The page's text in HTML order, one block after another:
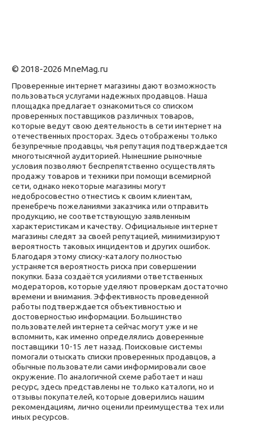
© 2018-2026 MneMag.ru
Проверенные интернет магазины дают возможность
пользоваться услугами надежных продавцов. Наша
площадка предлагает ознакомиться со списком
проверенных поставщиков различных товаров,
которые ведут свою деятельность в сети интернет на
отечественных просторах. Здесь отображены только
безупречные продавцы, чья репутация подтверждается
многотысячной аудиторией. Нынешние рыночные
условия позволяют беспрепятственно осуществлять
продажу товаров и техники при помощи всемирной
сети, однако некоторые магазины могут
недобросовестно отнестись к своим клиентам,
пренебречь пожеланиями заказчика или отправить
продукцию, не соответствующую заявленным
характеристикам и качеству. Официальные интернет
магазины следят за своей репутацией, минимизируют
вероятность таковых инцидентов и других ошибок.
Благодаря этому списку-каталогу полностью
устраняется вероятность риска при совершении
покупки. База создаётся усилиями ответственных
модераторов, которые уделяют проверкам достаточно
времени и внимания. Эффективность проведенной
работы подтверждается объективностью и
достоверностью информации. Большинство
пользователей интернета сейчас могут уже и не
вспомнить, как именно определялись доверенные
поставщики 10-15 лет назад. Поисковые системы
помогали отыскать списки проверенных продавцов, а
обычные пользователи сами информировали свое
окружение. По аналогичной схеме работает и наш
ресурс, здесь представлены не только каталоги, но и
отзывы покупателей, которые доверились нашим
рекомендациям, лично оценили преимущества тех или
иных ресурсов.